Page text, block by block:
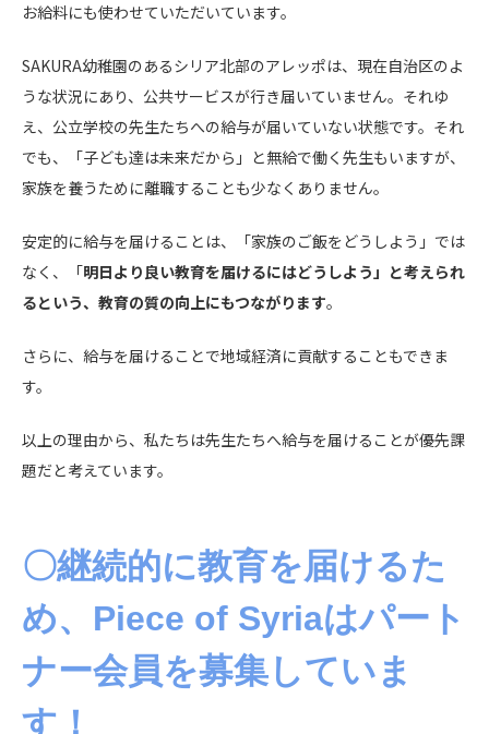
お給料にも使わせていただいています。
SAKURA幼稚園のあるシリア北部のアレッポは、現在自治区のよ
うな状況にあり、公共サービスが行き届いていません。それゆ
え、公立学校の先生たちへの給与が届いていない状態です。それ
でも、「子ども達は未来だから」と無給で働く先生もいますが、
家族を養うために離職することも少なくありません。
安定的に給与を届けることは、「家族のご飯をどうしよう」では
なく、「明日より良い教育を届けるにはどうしよう」と考えられ
るという、教育の質の向上にもつながります。
さらに、給与を届けることで地域経済に貢献することもできま
す。
以上の理由から、私たちは先生たちへ給与を届けることが優先課
題だと考えています。
〇継続的に教育を届けるた
め、Piece of Syriaはパート
ナー会員を募集していま
す！